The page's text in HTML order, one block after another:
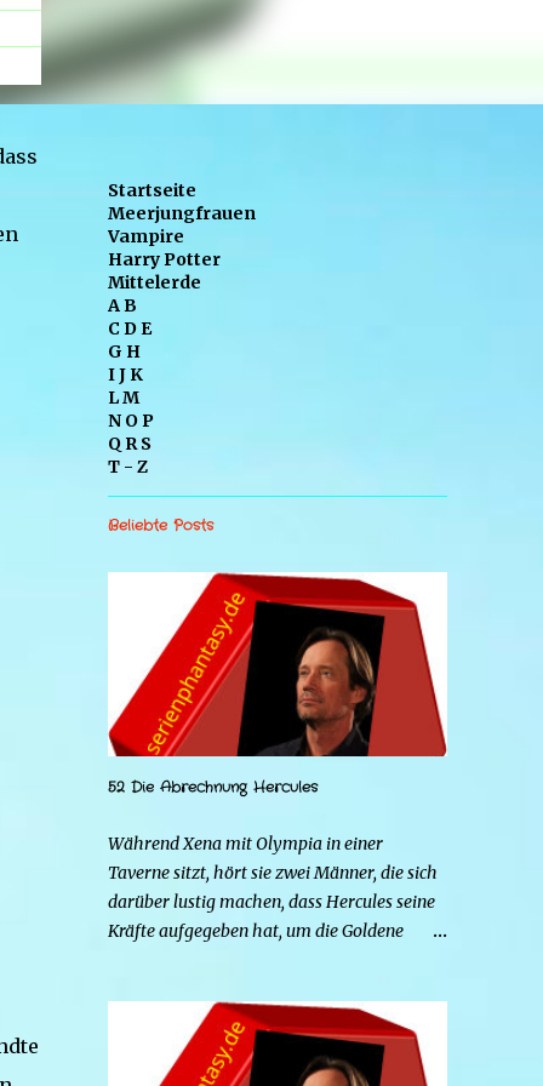
Startseite
Meerjungfrauen
Vampire
Harry Potter
Mittelerde
A B
C D E
G H
I J K
L M
N O P
Q R S
T - Z
Beliebte Posts
52 Die Abrechnung Hercules
Während Xena mit Olympia in einer
Taverne sitzt, hört sie zwei Männer, die sich
darüber lustig machen, dass Hercules seine
Kräfte aufgegeben hat, um die Goldene
Grund zu gehen. Tatsächlich handelt es sich
bei den beiden Männern um Mars und Strife.
Serena ist glücklich mit ihrem neuen Leben